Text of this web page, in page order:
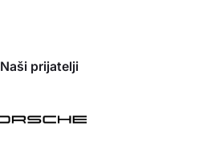
Naši prijatelji